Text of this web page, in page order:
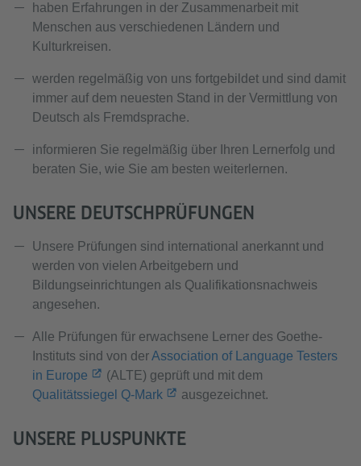
haben Erfahrungen in der Zusammenarbeit mit
Menschen aus verschiedenen Ländern und
Kulturkreisen.
werden regelmäßig von uns fortgebildet und sind damit
immer auf dem neuesten Stand in der Vermittlung von
Deutsch als Fremdsprache.
informieren Sie regelmäßig über Ihren Lernerfolg und
beraten Sie, wie Sie am besten weiterlernen.
UNSERE DEUTSCHPRÜFUNGEN
Unsere Prüfungen sind international anerkannt und
werden von vielen Arbeitgebern und
Bildungseinrichtungen als Qualifikationsnachweis
angesehen.
Alle Prüfungen für erwachsene Lerner des Goethe-
Instituts sind von derAssociation of Language Testers
in Europe
(ALTE) geprüft und mit dem
Qualitätssiegel Q-Mark
ausgezeichnet.
UNSERE PLUSPUNKTE